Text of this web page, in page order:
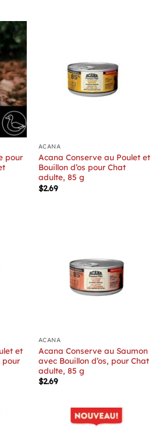
pour
ACANA
Acana Conserve au Poulet et
Bouillon d’os pour Chat
adulte, 85 g
$2.69
et
pour
ACANA
Acana Conserve au Saumon
avec Bouillon d’os, pour Chat
adulte, 85 g
$2.69